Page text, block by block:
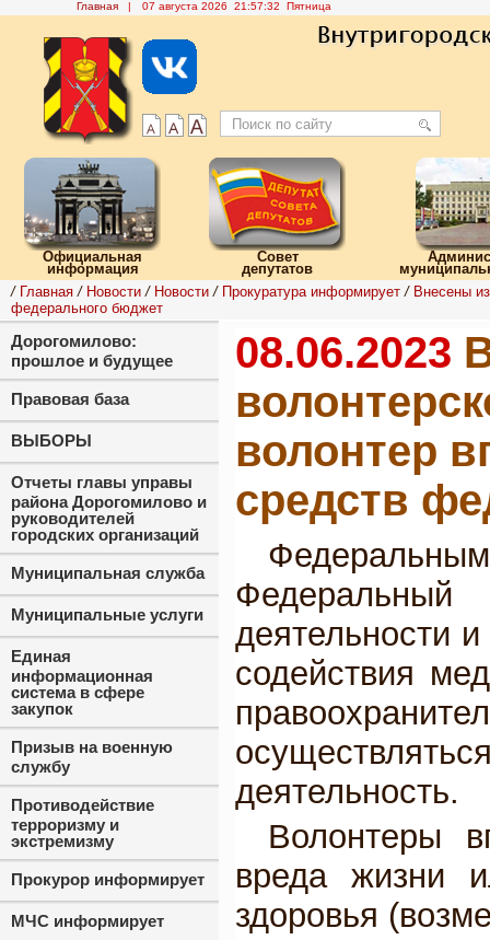
Главная | 07 августа 2026 21:57:33 Пятница
Официальная
информация
Совет
депутатов
/ Главная / Новости / Новости / Прокуратура информирует / Внесены
федерального бюджет
08.06.2023
волонтер
средств
деятельности
содействия
деятельность.
Волонтеры
вреда жизни
здоровья
Дорогомилово:
прошлое и будущее
Правовая база
ВЫБОРЫ
Отчеты главы управы
района Дорогомилово и
руководителей
городских организаций
Муниципальная служба
Муниципальные услуги
Единая
информационная
система в сфере
закупок
Призыв на военную
службу
Противодействие
терроризму и
экстремизму
Прокурор информирует
МЧС информирует